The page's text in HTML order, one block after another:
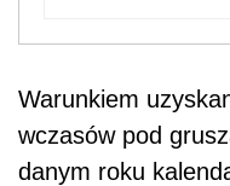
Warunkiem
wczasów pod
danym roku